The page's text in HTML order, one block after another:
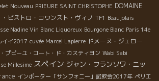
Nouveau PRIEURE SAINT CHRISTOPHE DOMAINE
ビストロ・コワンスト・ヴィノ TF1 Beaujolais
Nadine Vin Blanc Liquoreux Bourgone Blanc Paris 14e
イイ2017 cuvée Marcel Lapierre ドメーヌ・ジェロー
プピーユ・コート・ド・カスティヨン Wabi Sabi
Millesime スペイン ジャン・フランソワ・ニッ
インポーター「サンフォニー」試飲会2017年 ペリエ